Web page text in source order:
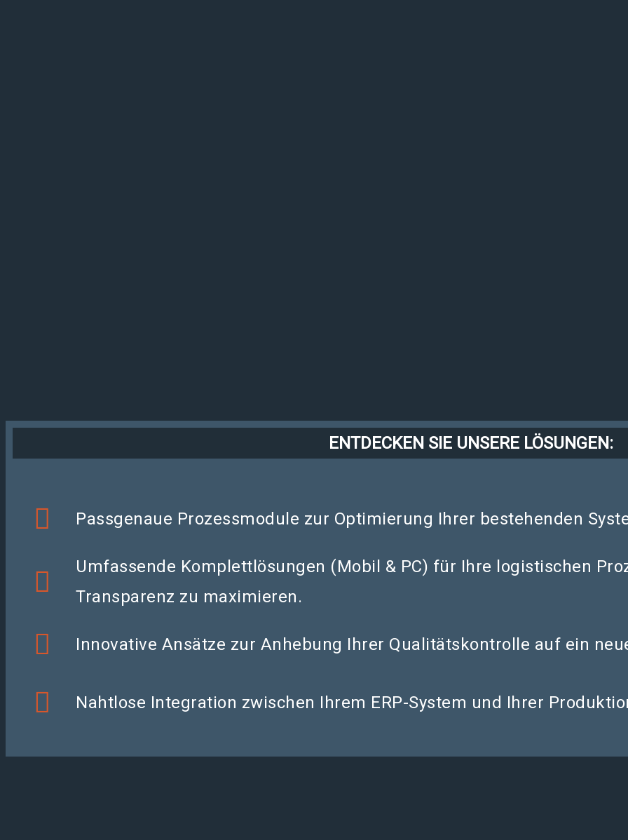
ENTDECKEN SIE UNSERE LÖSUNGEN:
Passgenaue Prozessmodule zur Optimierung Ihrer bestehenden
Umfassende Komplettlösungen (Mobil & PC) für Ihre logistischen
Transparenz zu maximieren.
Innovative Ansätze zur Anhebung Ihrer Qualitätskontrolle auf ein
Nahtlose Integration zwischen Ihrem ERP-System und Ihrer